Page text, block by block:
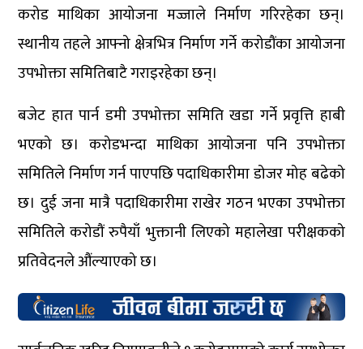
करोड माथिका आयोजना मज्जाले निर्माण गरिरहेका छन्।
स्थानीय तहले आफ्नो क्षेत्रभित्र निर्माण गर्ने करोडौंका आयोजना
उपभोक्ता समितिबाटै गराइरहेका छन्।
बजेट हात पार्न डमी उपभोक्ता समिति खडा गर्ने प्रवृत्ति हाबी
भएको छ। करोडभन्दा माथिका आयोजना पनि उपभोक्ता
समितिले निर्माण गर्न पाएपछि पदाधिकारीमा डोजर मोह बढेको
छ। दुई जना मात्रै पदाधिकारीमा राखेर गठन भएका उपभोक्ता
समितिले करोडौं रुपैयाँ भुक्तानी लिएको महालेखा परीक्षकको
प्रतिवेदनले औंल्याएको छ।